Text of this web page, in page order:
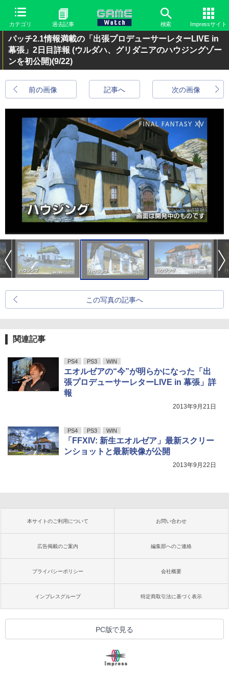
カテゴリ 過去記事 検索 Impressサイト
パッチ2.1情報満載の「出張プロデューサーレターLIVE in
幕張」2日目詳報 (ウルダハ、グリダニアのハウジングゾー
ンを初公開)(9/22)
前の画像 次の画像
記事へ
この写真の記事へ
関連記事
PS4 PS3 WIN
エオルゼアの“今”が明らかになった「出
張プロデューサーレターLIVE in 幕張」詳
報
2013年9月21日
PS4 PS3 WIN
「FFXIV: 新生エオルゼア」最新スクリー
ンショットと最新映像が公開
2013年9月22日
本サイトのご利用について お問い合わせ
広告掲載のご案内 編集部へのご連絡
プライバシーポリシー 会社概要
インプレスグループ 特定商取引法に基づく表示
PC版で見る